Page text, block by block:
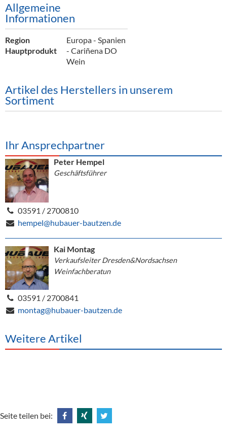
Equipment
Verpackung
Hygieneartikel & Desinfektion
Allgemeine
Informationen
Region
Europa - Spanien
- Cariñena DO
Hauptprodukt
Wein
Artikel des Herstellers in unserem
Sortiment
Ihr Ansprechpartner
Peter Hempel
Geschäftsführer
03591 / 2700810
hempel@hubauer-bautzen.de
Kai Montag
Verkaufsleiter Dresden&Nordsachsen
Weinfachberatun
03591 / 2700841
montag@hubauer-bautzen.de
Weitere Artikel
Seite teilen bei: